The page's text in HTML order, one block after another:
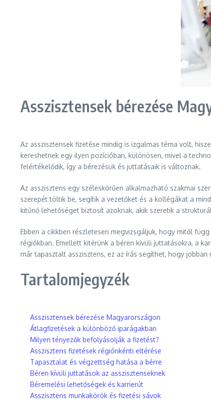
Asszisztensek bérezése
Az asszisztensek fizetése mindig is izgalmas téma volt,
kereshetnek egy ilyen pozícióban, különösen, mivel a
felértékelődik, így a bérezésük és juttatásaik is változnak.
Az asszisztens egy széleskörűen alkalmazható szakmai
szerepét töltik be, segítik a vezetőket és a kollégákat a
kitűnő lehetőséget biztosít azoknak, akik szeretik a
Ebben a cikkben részletesen megvizsgáljuk, hogy mitől
régiókban. Emellett kitérünk a béren kívüli juttatásokra, a
már tapasztalt asszisztens, ez az írás segíthet, hogy
Tartalomjegyzék
Asszisztensek bérezése Magyarországon
Átlagfizetések a különböző iparágakban
Milyen tényezők befolyásolják a fizetést?
Asszisztens fizetések régiónkénti eltérése
Tapasztalat és végzettség hatása a bérre
Béren kívüli juttatások az asszisztenseknek
Béremelési lehetőségek és karrierút
Asszisztens munkakörök és fizetési sávok